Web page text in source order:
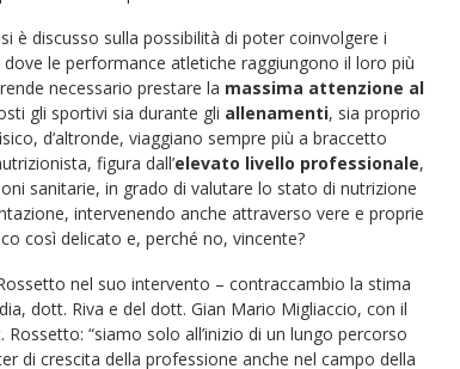
è discusso sulla possibilità di poter coinvolgere i
dove le performance atletiche raggiungono il loro più
necessario prestare la massima attenzione al
gli sportivi sia durante gli allenamenti, sia proprio
d’altronde, viaggiano sempre più a braccetto
figura dall’elevato livello professionale,
sanitarie, in grado di valutare lo stato di nutrizione
intervenendo anche attraverso vere e proprie
così delicato e, perché no, vincente?
nel suo intervento – contraccambio la stima
dott. Riva e del dott. Gian Mario Migliaccio, con il
“siamo solo all’inizio di un lungo percorso
di crescita della professione anche nel campo della